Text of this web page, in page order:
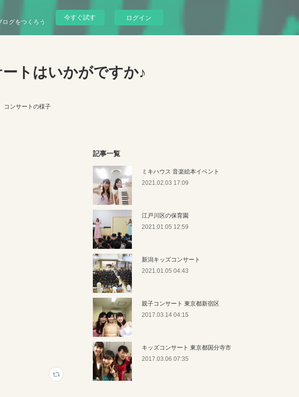
グをつくろう
今すぐ試す ログイン
トはいかがですか♪
コンサートの様子
記事一覧
ミキハウス 音楽絵本イベント
2021.02.03 17:09
江戸川区の保育園
2021.01.05 12:59
新潟キッズコンサート
2021.01.05 04:43
親子コンサート 東京都新宿区
2017.03.14 04:15
キッズコンサート 東京都国分寺市
2017.03.06 07:35